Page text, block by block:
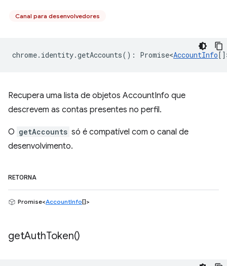
Canal para desenvolvedores
chrome. identity.getAccounts() : Promise<AccountInfo[]
Recupera uma lista de objetos AccountInfo que
descrevem as contas presentes no perfil.
O getAccounts só é compatível com o canal de
desenvolvimento.
RETORNA
Promise<AccountInfo[]>
getAuthToken()